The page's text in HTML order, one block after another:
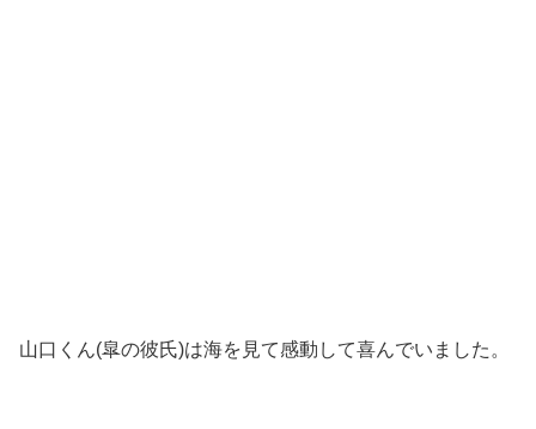
山口くん(皐の彼氏)は海を見て感動して喜んでいました。